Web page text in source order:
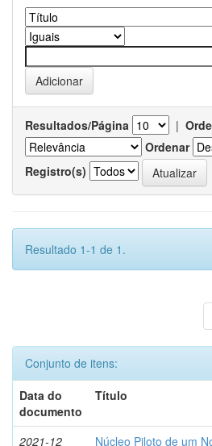
Resultados/Página |
Ordenar
Registro(s)
Resultado 1-1 de 1.
Conjunto de itens:
Data do
documento
Título
2021-12 Núcleo Piloto de um